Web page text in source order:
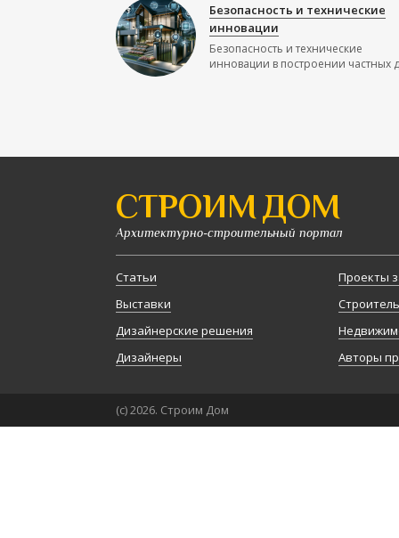
Безопасность и технические
инновации
Безопасность и технические
инновации в построении частных
СТРОИМ ДОМ
Архитектурно-строительный портал
Статьи
Выставки
Дизайнерские решения
Дизайнеры
Проекты
Авторы
(с) 2026. Строим Дом